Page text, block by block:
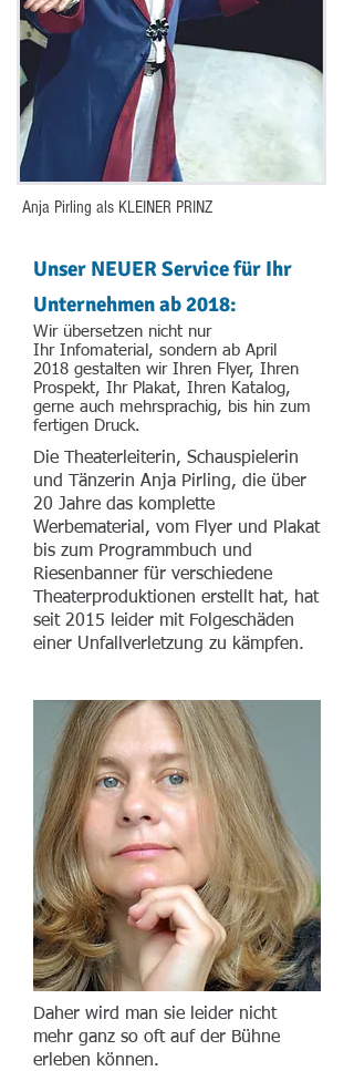
Anja Pirling als KLEINER PRINZ
Unser NEUER Service für Ihr
Unternehmen ab 2018:
Wir übersetzen nicht nur
Ihr Infomaterial, sondern ab April
2018 gestalten wir Ihren Flyer, Ihren
Prospekt, Ihr Plakat, Ihren Katalog,
gerne auch mehrsprachig, bis hin zum
fertigen Druck.
Die Theaterleiterin, Schauspielerin
und Tänzerin Anja Pirling, die über
20 Jahre das komplette
Werbematerial, vom Flyer und Plakat
bis zum Programmbuch und
Riesenbanner für verschiedene
Theaterproduktionen erstellt hat, hat
seit 2015 leider mit Folgeschäden
einer Unfallverletzung zu kämpfen.
Daher wird man sie leider nicht
mehr ganz so oft auf der Bühne
erleben können.